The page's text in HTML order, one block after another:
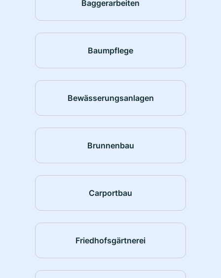
Baggerarbeiten
Baumpflege
Bewässerungsanlagen
Brunnenbau
Carportbau
Friedhofsgärtnerei